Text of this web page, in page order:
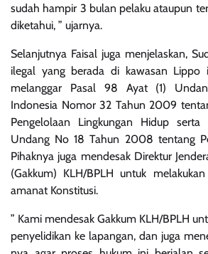
sudah hampir 3 bulan pelaku ataupun
diketahui, ” ujarnya.
Selanjutnya Faisal juga menjelaskan,
ilegal yang berada di kawasan Lippo
melanggar Pasal 98 Ayat (1)
Indonesia Nomor 32 Tahun 2009
Pengelolaan Lingkungan Hidup
Undang No 18 Tahun 2008 tentang
Pihaknya juga mendesak Direktur
(Gakkum) KLH/BPLH untuk
amanat Konstitusi.
” Kami mendesak Gakkum KLH/BPLH
penyelidikan ke lapangan, dan juga